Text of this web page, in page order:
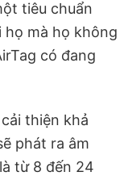
tiêu chuẩn
họ mà họ không
có đang
thiện khả
phát ra âm
từ 8 đến 24